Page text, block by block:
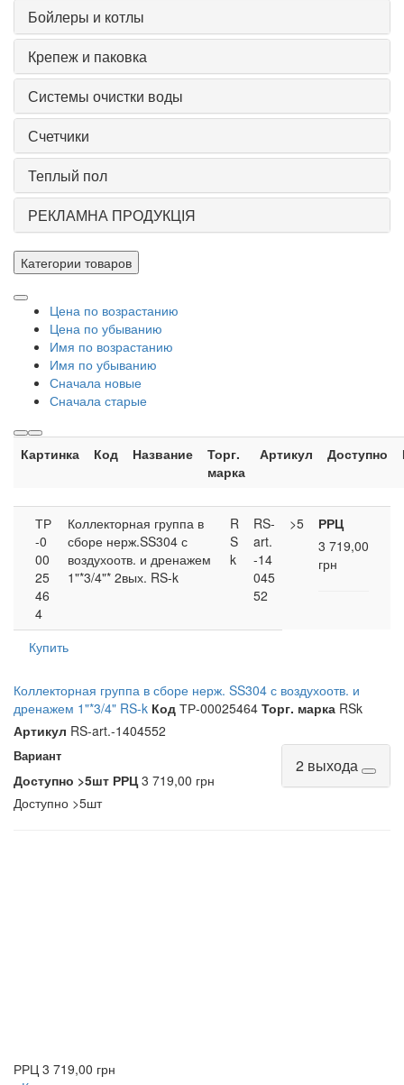
Бойлеры и котлы
Крепеж и паковка
Системы очистки воды
Счетчики
Теплый пол
РЕКЛАМНА ПРОДУКЦІЯ
Категории товаров
Цена по возрастанию
Цена по убыванию
Имя по возрастанию
Имя по убыванию
Сначала новые
Сначала старые
Картинка Код Название
Торг.
марка
Артикул Доступно
ТР
-0
00
25
46
4
Коллекторная группа в
сборе нерж.SS304 с
воздухоотв. и дренажем
1"*3/4"* 2вых. RS-k
R
S
k
RS-
art.
-14
045
52
>5
РРЦ
3 719,00
грн
Купить
Коллекторная группа в сборе нерж. SS304 с воздухоотв. и
дренажем 1"*3/4" RS-k Код ТР-00025464 Торг. марка RSk
Артикул RS-art.-1404552
Вариант 2 выхода
Доступно >5шт РРЦ3 719,00 грн
Доступно >5шт
РРЦ 3 719,00 грн